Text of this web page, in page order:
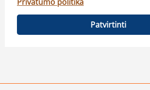
Privatumo politika
Patvirtinti